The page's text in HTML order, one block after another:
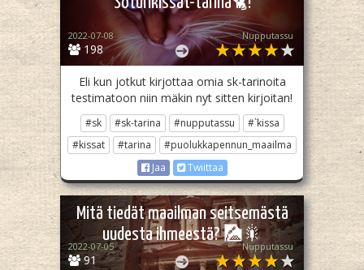
198
2022-07-08 Nupputassu
Eli kun jotkut kirjottaa omia sk-tarinoita
testimatoon niin mäkin nyt sitten kirjoitan!
#sk #sk-tarina #nupputassu
#`kissa
#kissat
#tarina
#puolukkapennun_maailma
Jaa
Twiittaa
Mitä tiedät maailman seitsemästä
uudesta ihmeestä? 🎑🎇
91
2022-07-05 Nupputassu